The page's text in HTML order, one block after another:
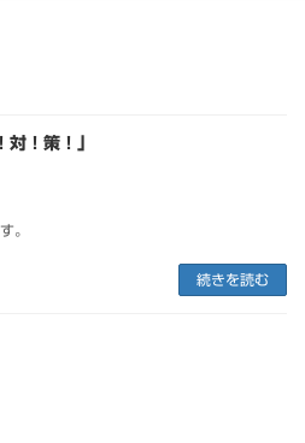
！策！」
。
続きを読む